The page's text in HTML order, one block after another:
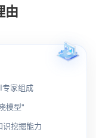
由
家组成
模型"
挖掘能力